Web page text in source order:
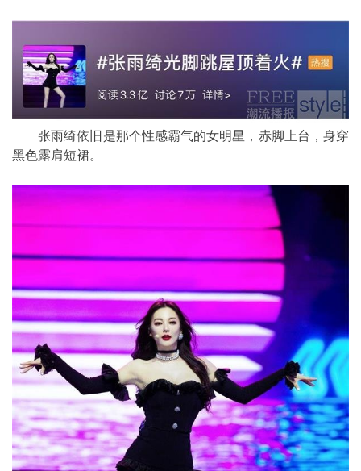
张雨绮依旧是那个性感霸气的女明星，赤脚上台，身穿
黑色露肩短裙。